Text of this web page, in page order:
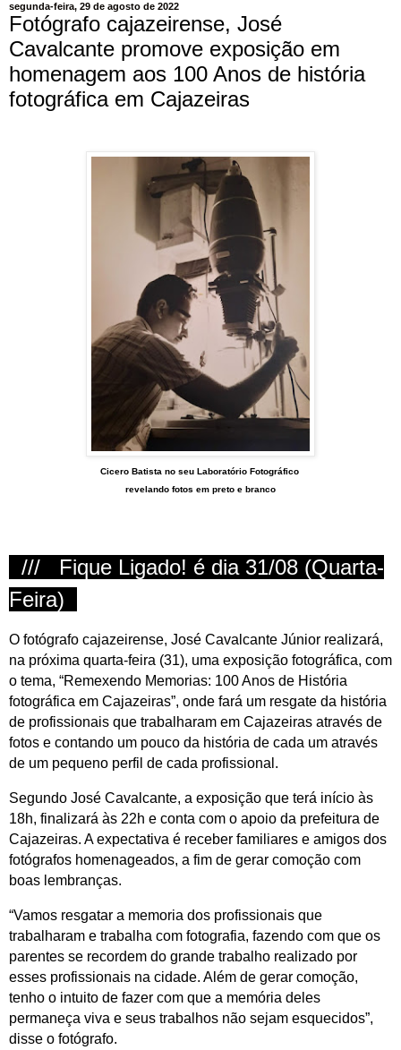
segunda-feira, 29 de agosto de 2022
Fotógrafo cajazeirense, José
Cavalcante promove exposição em
homenagem aos 100 Anos de história
fotográfica em Cajazeiras
Cicero Batista no seu Laboratório Fotográfico
revelando fotos em preto e branco
/// Fique Ligado! é dia 31/08 (Quarta-
Feira)
O fotógrafo cajazeirense, José Cavalcante Júnior realizará,
na próxima quarta-feira (31), uma exposição fotográfica, com
o tema, “Remexendo Memorias: 100 Anos de História
fotográfica em Cajazeiras”, onde fará um resgate da história
de profissionais que trabalharam em Cajazeiras através de
fotos e contando um pouco da história de cada um através
de um pequeno perfil de cada profissional.
Segundo José Cavalcante, a exposição que terá início às
18h, finalizará às 22h e conta com o apoio da prefeitura de
Cajazeiras. A expectativa é receber familiares e amigos dos
fotógrafos homenageados, a fim de gerar comoção com
boas lembranças.
“Vamos resgatar a memoria dos profissionais que
trabalharam e trabalha com fotografia, fazendo com que os
parentes se recordem do grande trabalho realizado por
esses profissionais na cidade. Além de gerar comoção,
tenho o intuito de fazer com que a memória deles
permaneça viva e seus trabalhos não sejam esquecidos”,
disse o fotógrafo.